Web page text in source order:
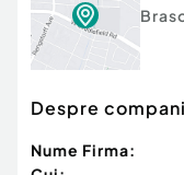
Nr. locuri parcare:
Despre
Nume Firma: